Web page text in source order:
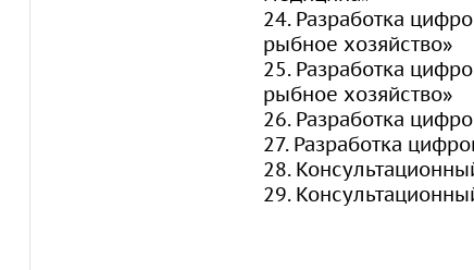
24. Разработка
рыбное хозяйство»
25. Разработка
рыбное хозяйство»
26. Разработка
27. Разработка
28.
29.